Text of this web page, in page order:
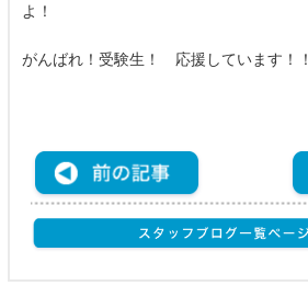
よ！
がんばれ！受験生！ 応援しています！！